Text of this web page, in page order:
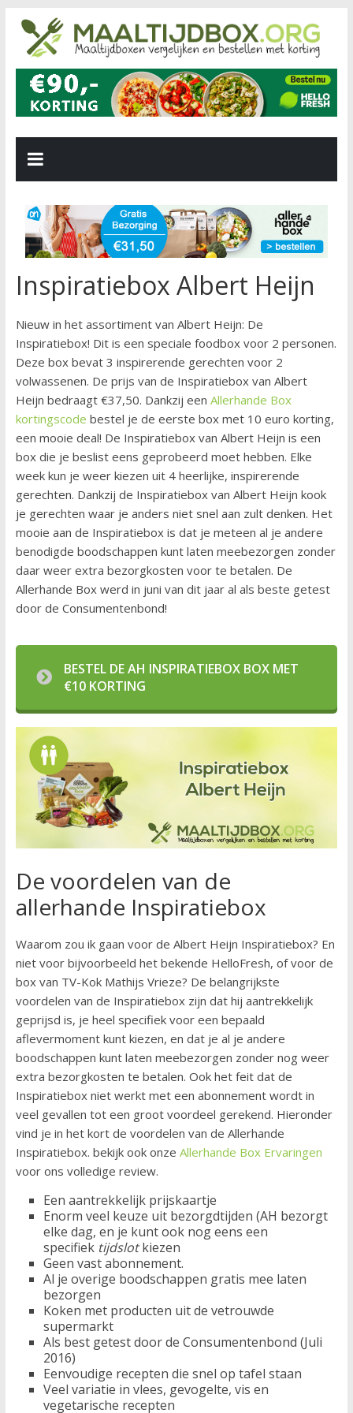
Inspiratiebox Albert Heijn
Nieuw in het assortiment van Albert Heijn: De
Inspiratiebox! Dit is een speciale foodbox voor 2 personen.
Deze box bevat 3 inspirerende gerechten voor 2
volwassenen. De prijs van de Inspiratiebox van Albert
Heijn bedraagt €37,50. Dankzij een Allerhande Box
kortingscode bestel je de eerste box met 10 euro korting,
een mooie deal! De Inspiratiebox van Albert Heijn is een
box die je beslist eens geprobeerd moet hebben. Elke
week kun je weer kiezen uit 4 heerlijke, inspirerende
gerechten. Dankzij de Inspiratiebox van Albert Heijn kook
je gerechten waar je anders niet snel aan zult denken. Het
mooie aan de Inspiratiebox is dat je meteen al je andere
benodigde boodschappen kunt laten meebezorgen zonder
daar weer extra bezorgkosten voor te betalen. De
Allerhande Box werd in juni van dit jaar al als beste getest
door de Consumentenbond!
BESTEL DE AH INSPIRATIEBOX BOX MET
€10 KORTING
De voordelen van de
allerhande Inspiratiebox
Waarom zou ik gaan voor de Albert Heijn Inspiratiebox? En
niet voor bijvoorbeeld het bekende HelloFresh, of voor de
box van TV-Kok Mathijs Vrieze? De belangrijkste
voordelen van de Inspiratiebox zijn dat hij aantrekkelijk
geprijsd is, je heel specifiek voor een bepaald
aflevermoment kunt kiezen, en dat je al je andere
boodschappen kunt laten meebezorgen zonder nog weer
extra bezorgkosten te betalen. Ook het feit dat de
Inspiratiebox niet werkt met een abonnement wordt in
veel gevallen tot een groot voordeel gerekend. Hieronder
vind je in het kort de voordelen van de Allerhande
Inspiratiebox. bekijk ook onze Allerhande Box Ervaringen
voor ons volledige review.
Een aantrekkelijk prijskaartje
Enorm veel keuze uit bezorgdtijden (AH bezorgt
elke dag, en je kunt ook nog eens een
specifiek tijdslotkiezen
Geen vast abonnement.
Al je overige boodschappen gratis mee laten
bezorgen
Koken met producten uit de vetrouwde
supermarkt
Als best getest door de Consumentenbond (Juli
2016)
Eenvoudige recepten die snel op tafel staan
Veel variatie in vlees, gevogelte, vis en
vegetarische recepten